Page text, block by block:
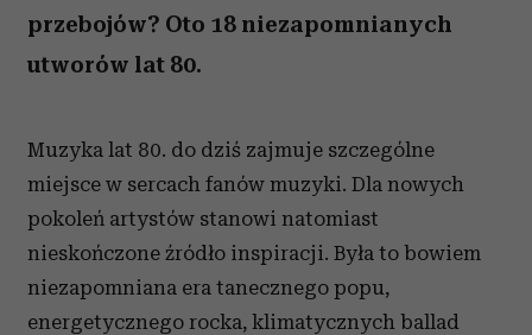
przebojów? Oto 18 niezapomnianych
utworów lat 80.
Muzyka lat 80. do dziś zajmuje szczególne
miejsce w sercach fanów muzyki. Dla nowych
pokoleń artystów stanowi natomiast
nieskończone źródło inspiracji. Była to bowiem
niezapomniana era tanecznego popu,
energetycznego rocka, klimatycznych ballad